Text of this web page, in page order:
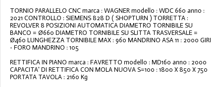
TORNIO PARALLELO CNC marca : WAGNER modello : WDC 660 anno :
2021 CONTROLLO : SIEMENS 828 D ( SHOPTURN ) TORRETTA :
REVOLVER 8 POSIZIONI AUTOMATICA DIAMETRO TORNIBILE SU
BANCO = Ø660 DIAMETRO TORNIBILE SU SLITTA TRASVERSALE =
Ø460 LUNGHEZZA TORNIBILE MAX : 960 MANDRINO ASA 11 : 2000 GIRI
- FORO MANDRINO : 105
RETTIFICA IN PIANO marca : FAVRETTO modello : MD160 anno : 2000
CAPACITA' DI RETTIFICA CON MOLA NUOVA S=100 : 1800 X 850 X 750
PORTATA TAVOLA : 2160 Kg